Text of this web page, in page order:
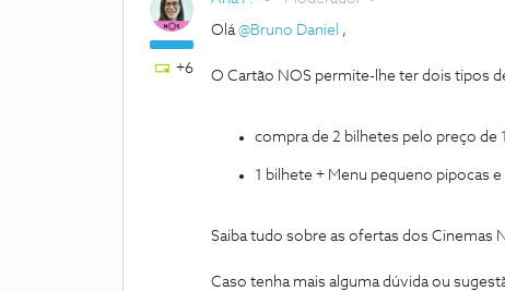
+6
Olá@Bruno Daniel ,
O Cartão NOS permite-lhe ter dois tipos
compra de 2 bilhetes pelo preço de
1 bilhete + Menu pequeno pipocas e
Saiba tudo sobre as ofertas dos Cinemas
Caso tenha mais alguma dúvida ou